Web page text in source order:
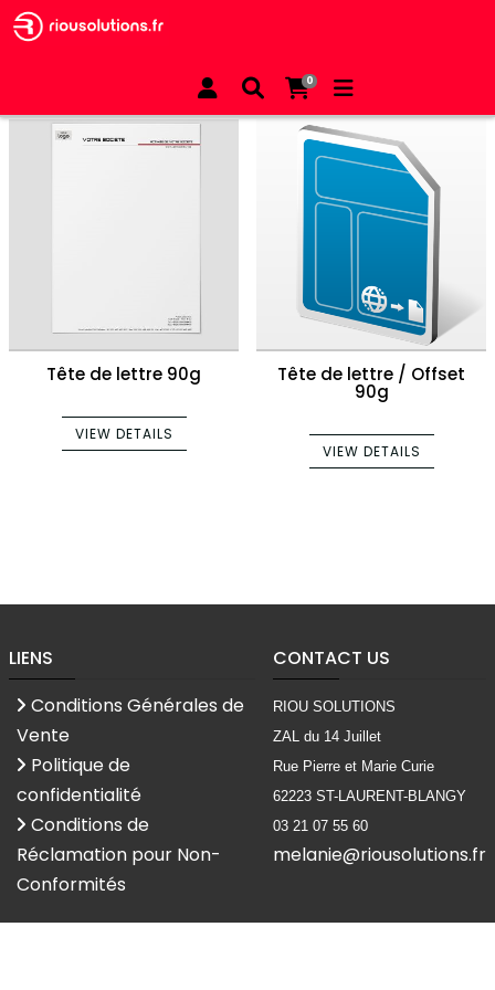
0
Document administratif
Tête de lettre 90g
VIEW DETAILS
Tête de lettre / Offset
90g
VIEW DETAILS
LIENS
Conditions Générales de
Vente
Politique de
confidentialité
Conditions de
Réclamation pour Non-
Conformités
CONTACT US
RIOU SOLUTIONS
ZAL du 14 Juillet
Rue Pierre et Marie Curie
62223 ST-LAURENT-BLANGY
03 21 07 55 60
melanie@riousolutions.fr